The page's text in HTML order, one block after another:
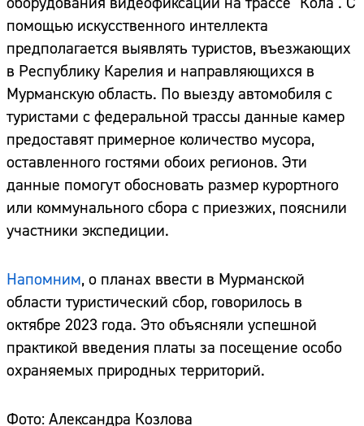
помощью искусственного интеллекта
предполагается выявлять туристов, въезжающих
в Республику Карелия и направляющихся в
Мурманскую область. По выезду автомобиля с
туристами с федеральной трассы данные камер
предоставят примерное количество мусора,
оставленного гостями обоих регионов. Эти
данные помогут обосновать размер курортного
или коммунального сбора с приезжих, пояснили
участники экспедиции.
Напомним, о планах ввести в Мурманской
области туристический сбор, говорилось в
октябре 2023 года. Это объясняли успешной
практикой введения платы за посещение особо
охраняемых природных территорий.
Фото: Александра Козлова